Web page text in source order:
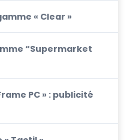
« Clear »
“Supermarket
PC » : publicité